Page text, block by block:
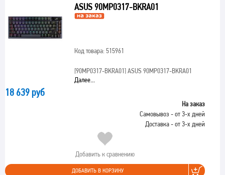
ASUS 90MP0317-BKRA01
Код товара: 515961
[90MP0317-BKRA01]ASUS 90MP0317-BKRA01
Далее...
18 639 руб
На заказ
Самовывоз - от 3-х дней
Доставка - от 3-х дней
Добавить к сравнению
ДОБАВИТЬ В КОРЗИНУ